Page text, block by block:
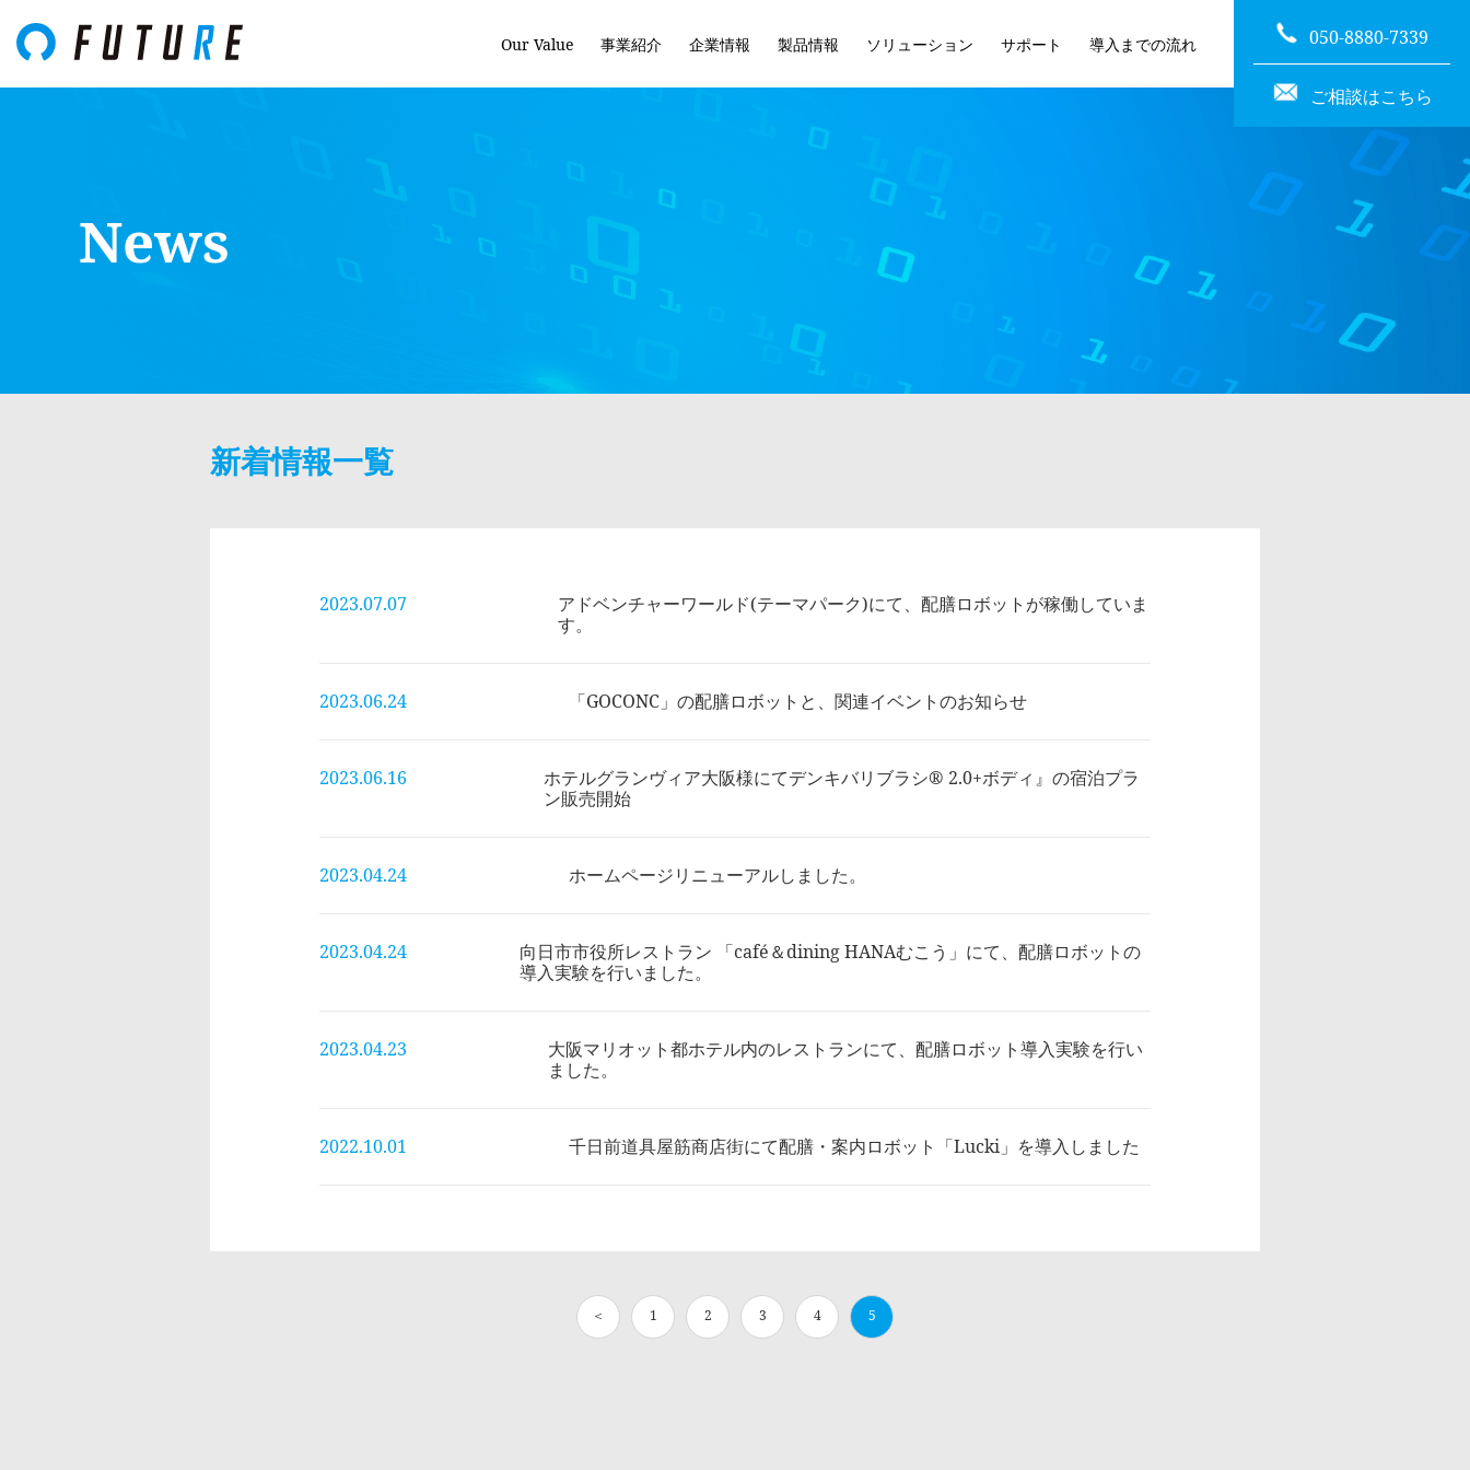
Our Value 事業紹介 企業情報 製品情報 ソリューション サポート 導入までの流れ 050-8880-7339
ご相談はこちら
News
新着情報一覧
2023.07.07
アドベンチャーワールド(テーマパーク)にて、配膳ロボットが稼働していま
す。
2023.06.24 「GOCONC」の配膳ロボットと、関連イベントのお知らせ
2023.06.16
ホテルグランヴィア大阪様にてデンキバリブラシ® 2.0+ボディ』の宿泊プラ
ン販売開始
2023.04.24 ホームページリニューアルしました。
2023.04.24
向日市市役所レストラン 「café＆dining HANAむこう」にて、配膳ロボットの
導入実験を行いました。
2023.04.23
大阪マリオット都ホテル内のレストランにて、配膳ロボット導入実験を行い
ました。
2022.10.01 千日前道具屋筋商店街にて配膳・案内ロボット「Lucki」を導入しました
＜ 1 2 3 4 5